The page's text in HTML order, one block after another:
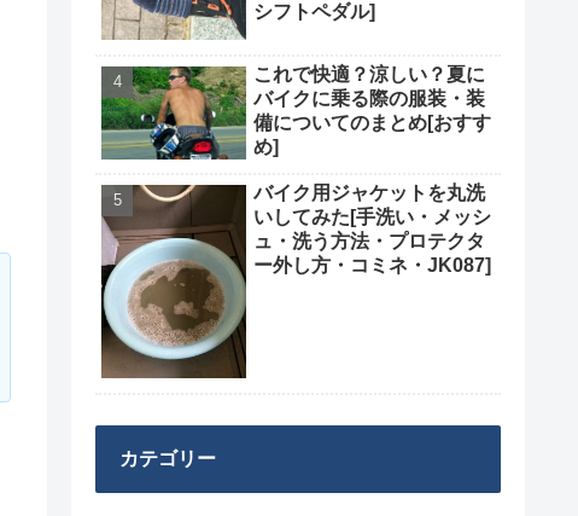
シフトペダル]
これで快適？涼しい？夏に
バイクに乗る際の服装・装
備についてのまとめ[おすす
め]
バイク用ジャケットを丸洗
いしてみた[手洗い・メッシ
ュ・洗う方法・プロテクタ
ー外し方・コミネ・JK087]
カテゴリー